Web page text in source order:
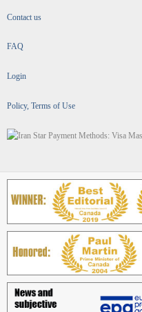
Contact us
FAQ
Login
Policy, Terms of Use